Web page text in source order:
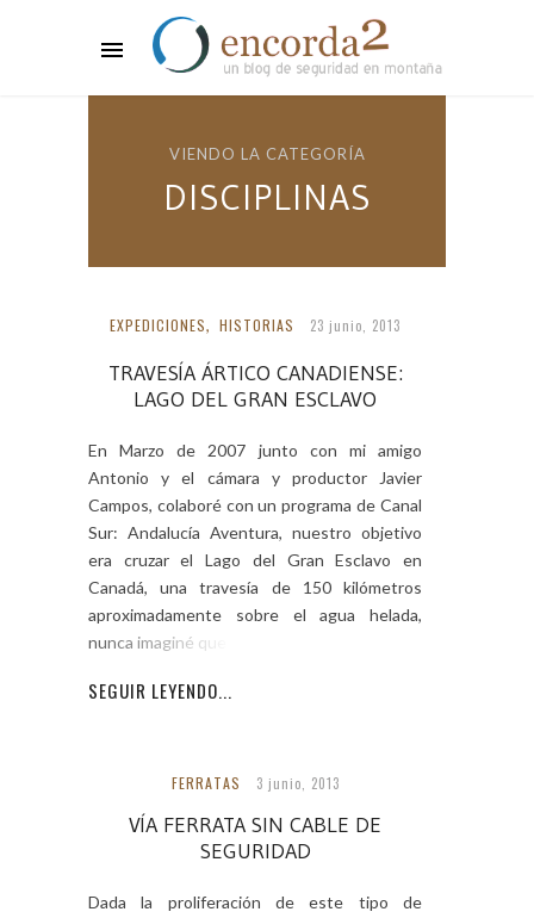
VIENDO LA CATEGORÍA
DISCIPLINAS
EXPEDICIONES, HISTORIAS 23 junio, 2013
TRAVESÍA ÁRTICO CANADIENSE:
LAGO DEL GRAN ESCLAVO
En Marzo de 2007 junto con mi amigo
Antonio y el cámara y productor Javier
Campos, colaboré con un programa de Canal
Sur: Andalucía Aventura, nuestro objetivo
era cruzar el Lago del Gran Esclavo en
Canadá, una travesía de 150 kilómetros
aproximadamente sobre el agua helada,
nunca imaginé que aquello
SEGUIR LEYENDO...
FERRATAS 3 junio, 2013
VÍA FERRATA SIN CABLE DE
SEGURIDAD
Dada la proliferación de este tipo de